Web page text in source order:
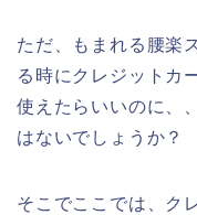
ただ、もまれる腰楽
る時にクレジットカ
使えたらいいのに、
はないでしょうか？
そこでここでは、ク